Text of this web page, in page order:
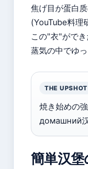
焦げ目が蛋白
(YouTube料理
この"衣"がで
蒸気の中でゆ
THE UPSHOT
焼き始めの
домашний汉
簡単汉